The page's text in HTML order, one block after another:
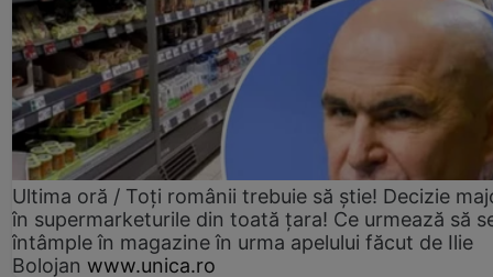
Ultima oră / Toți românii trebuie să știe! Decizie
în supermarketurile din toată țara! Ce urmează să
întâmple în magazine în urma apelului făcut de Ilie
Bolojan www.unica.ro